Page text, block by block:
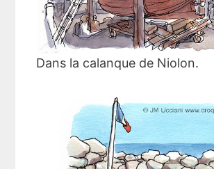
Dans la calanque de Niolon.